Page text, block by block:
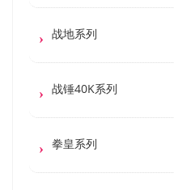
战地系列
战锤40K系列
拳皇系列